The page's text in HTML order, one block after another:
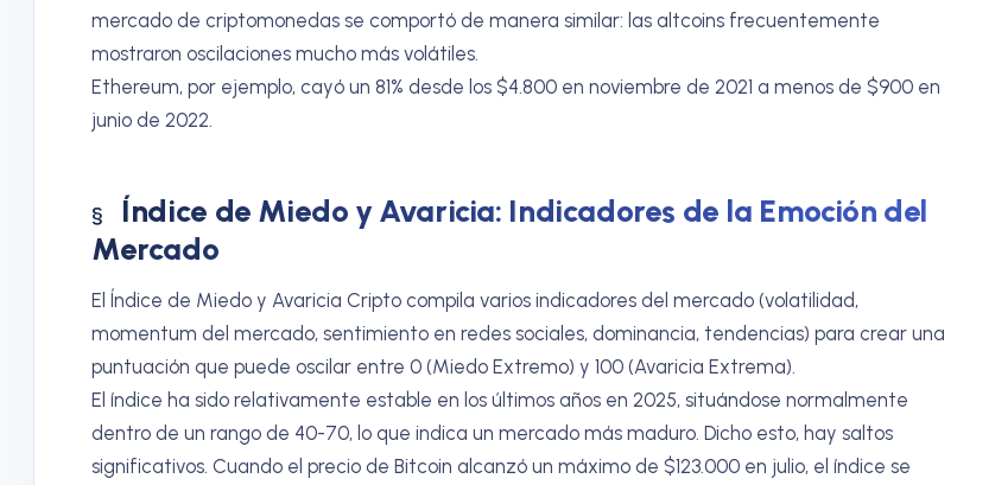
mercado de criptomonedas se comportó de manera similar: las altcoins frecuentemente
mostraron oscilaciones mucho más volátiles.
Ethereum, por ejemplo, cayó un 81% desde los $4.800 en noviembre de 2021 a menos de $900 en
junio de 2022.
Índice de Miedo y Avaricia: Indicadores de la Emoción del
Mercado
El Índice de Miedo y Avaricia Cripto compila varios indicadores del mercado (volatilidad,
momentum del mercado, sentimiento en redes sociales, dominancia, tendencias) para crear una
puntuación que puede oscilar entre 0 (Miedo Extremo) y 100 (Avaricia Extrema).
El índice ha sido relativamente estable en los últimos años en 2025, situándose normalmente
dentro de un rango de 40-70, lo que indica un mercado más maduro. Dicho esto, hay saltos
significativos. Cuando el precio de Bitcoin alcanzó un máximo de $123.000 en julio, el índice se